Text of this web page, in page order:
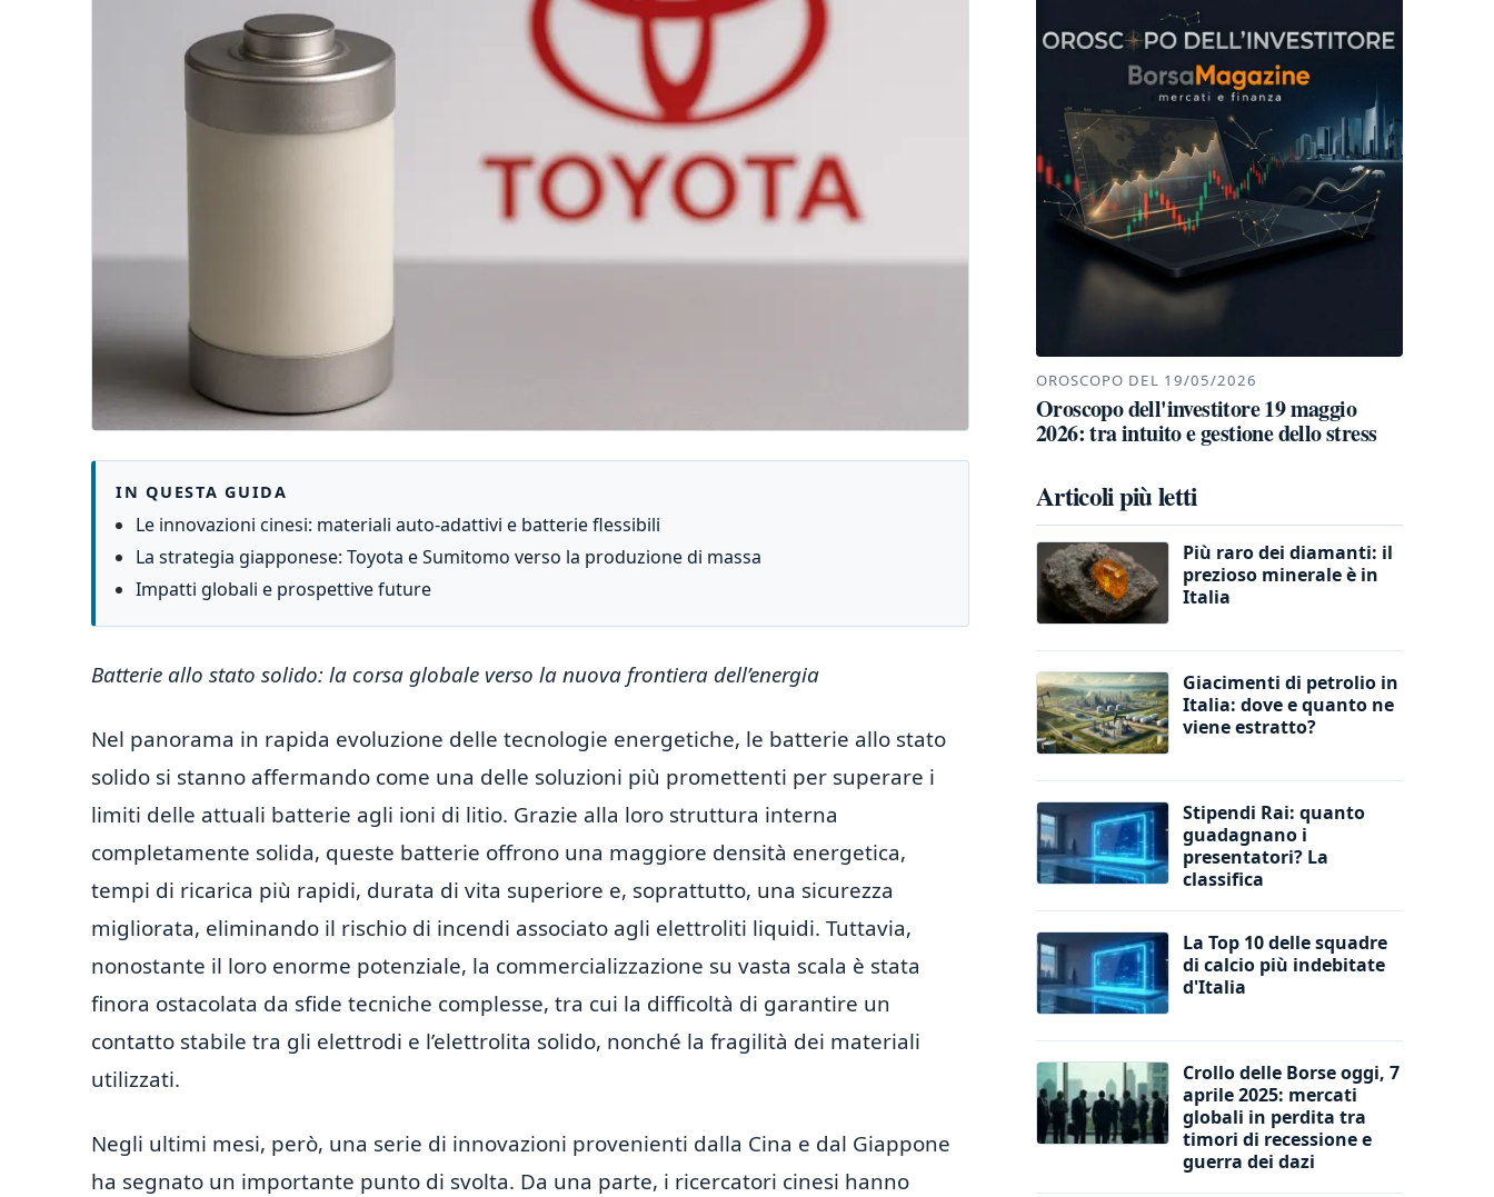
IN QUESTA GUIDA
Le innovazioni cinesi: materiali auto-adattivi e batterie flessibili
La strategia giapponese: Toyota e Sumitomo verso la produzione di massa
Impatti globali e prospettive future
Batterie allo stato solido: la corsa globale verso la nuova frontiera dell’energia
Nel panorama in rapida evoluzione delle tecnologie energetiche, le batterie allo stato
solido si stanno affermando come una delle soluzioni più promettenti per superare i
limiti delle attuali batterie agli ioni di litio. Grazie alla loro struttura interna
completamente solida, queste batterie offrono una maggiore densità energetica,
tempi di ricarica più rapidi, durata di vita superiore e, soprattutto, una sicurezza
migliorata, eliminando il rischio di incendi associato agli elettroliti liquidi. Tuttavia,
nonostante il loro enorme potenziale, la commercializzazione su vasta scala è stata
finora ostacolata da sfide tecniche complesse, tra cui la difficoltà di garantire un
contatto stabile tra gli elettrodi e l’elettrolita solido, nonché la fragilità dei materiali
utilizzati.
Negli ultimi mesi, però, una serie di innovazioni provenienti dalla Cina e dal Giappone
ha segnato un importante punto di svolta. Da una parte, i ricercatori cinesi hanno
OROSCOPO DEL 19/05/2026
Oroscopo dell'investitore 19 maggio
2026: tra intuito e gestione dello stress
Articoli più letti
Più raro dei diamanti: il
prezioso minerale è in
Italia
Giacimenti di petrolio in
Italia: dove e quanto ne
viene estratto?
Stipendi Rai: quanto
guadagnano i
presentatori? La
classifica
La Top 10 delle squadre
di calcio più indebitate
d'Italia
Crollo delle Borse oggi, 7
aprile 2025: mercati
globali in perdita tra
timori di recessione e
guerra dei dazi